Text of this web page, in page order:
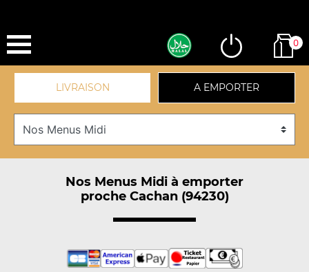
0
LIVRAISON A EMPORTER
Nos Menus Midi à emporter
proche Cachan (94230)